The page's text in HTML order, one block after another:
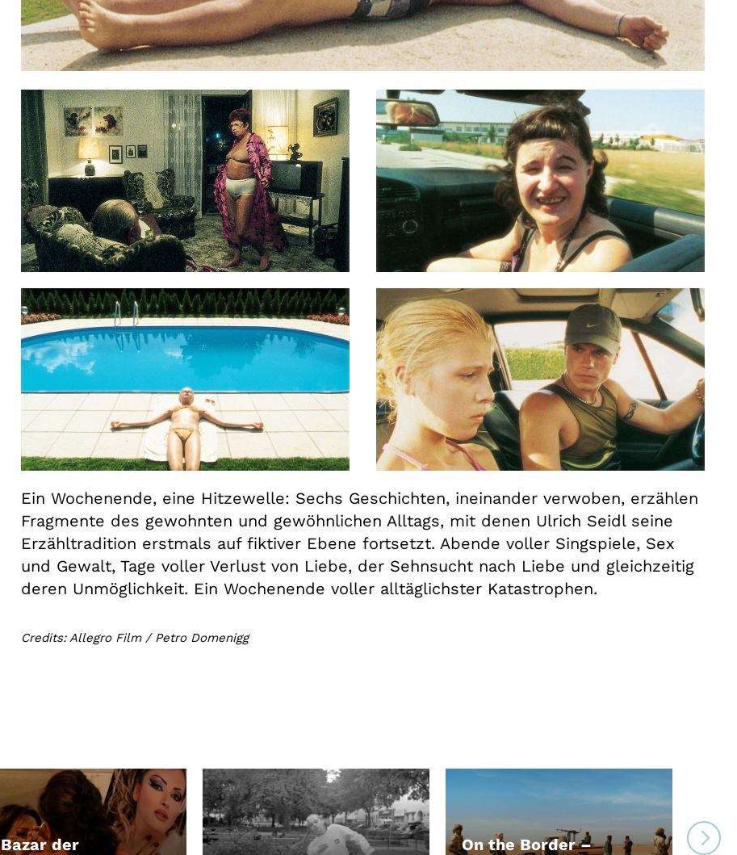
Ein Wochenende, eine Hitzewelle: Sechs Geschichten, ineinander verwoben, erzählen
Fragmente des gewohnten und gewöhnlichen Alltags, mit denen Ulrich Seidl seine
Erzähltradition erstmals auf fiktiver Ebene fortsetzt. Abende voller Singspiele, Sex
und Gewalt, Tage voller Verlust von Liebe, der Sehnsucht nach Liebe und gleichzeitig
deren Unmöglichkeit. Ein Wochenende voller alltäglichster Katastrophen.
Credits: Allegro Film / Petro Domenigg
der
On the Border –